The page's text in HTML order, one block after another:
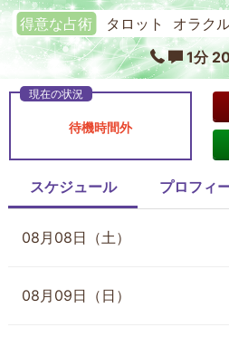
得意な占術
タロット オラク
グ
1分
待機時間外
スケジュール プロフィ
08月08日（土）
08月09日（日）